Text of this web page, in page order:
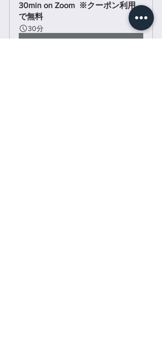
30min on Zoom  ※クーポン利用
で無料
30分